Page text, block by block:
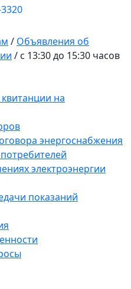
/ Объявления об
/ с 13:30 до 15:30 часов
на
энергоснабжения
электроэнергии
показаний